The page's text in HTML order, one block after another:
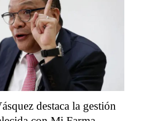
destaca la gestión